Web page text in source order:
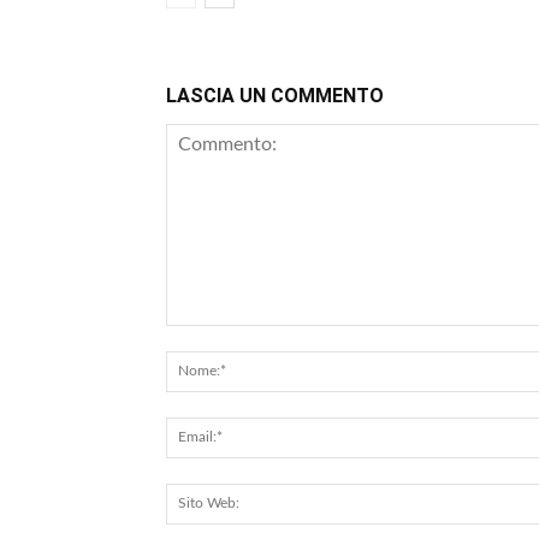
LASCIA UN COMMENTO